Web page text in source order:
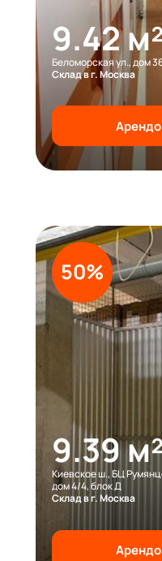
9.42 м²
Беломорская ул., дом
Склад в г. Москва
50%
9.39
Киевское ш., БЦ
дом 4/4, блок Д
Склад в г. Москва